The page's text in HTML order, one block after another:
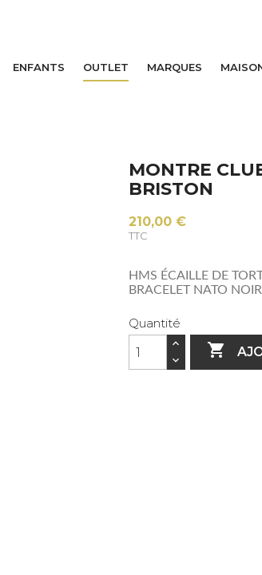
ENFANTS OUTLET MARQUES
MONTRE
BRISTON
210,00 €
TTC
HMS ÉCAILLE DE
BRACELET NATO NOIR
Quantité
